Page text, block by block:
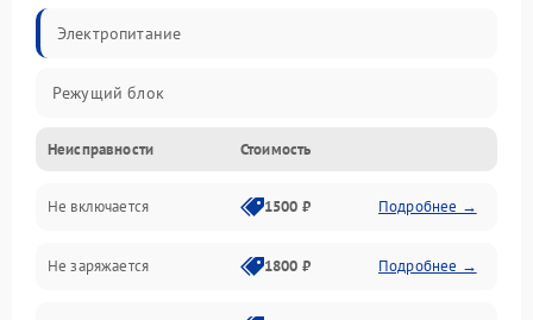
Электропитание
Режущий блок
Неисправности Стоимость
Не включается 1500 ₽ Подробнее →
Не заряжается 1800 ₽ Подробнее →